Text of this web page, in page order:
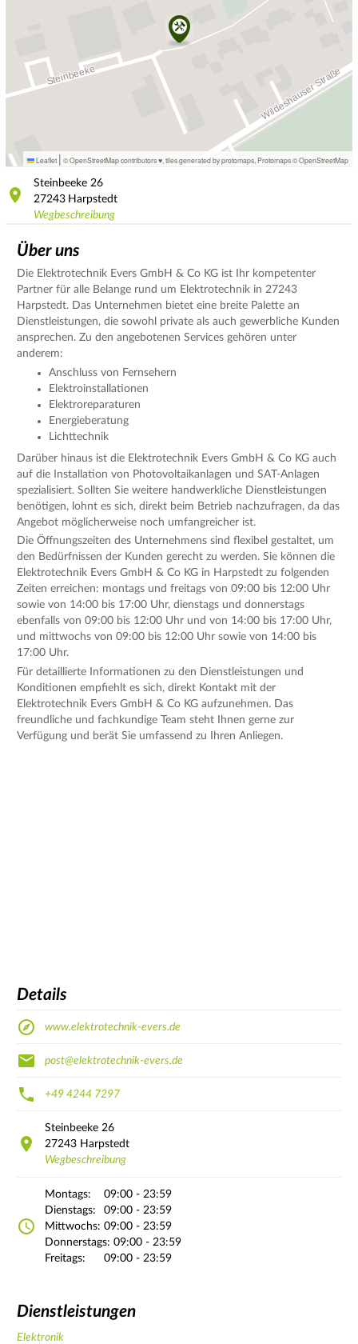
Leaflet | © OpenStreetMap contributors ♥, tiles generated by protomaps Protomaps©OpenStreetMap
Steinbeeke 26
27243 Harpstedt
Wegbeschreibung
Über uns
Die Elektrotechnik Evers GmbH & Co KG ist Ihr kompetenter
Partner für alle Belange rund um Elektrotechnik in 27243
Harpstedt. Das Unternehmen bietet eine breite Palette an
Dienstleistungen, die sowohl private als auch gewerbliche Kunden
ansprechen. Zu den angebotenen Services gehören unter
anderem:
Anschluss von Fernsehern
Elektroinstallationen
Elektroreparaturen
Energieberatung
Lichttechnik
Darüber hinaus ist die Elektrotechnik Evers GmbH & Co KG auch
auf die Installation von Photovoltaikanlagen und SAT-Anlagen
spezialisiert. Sollten Sie weitere handwerkliche Dienstleistungen
benötigen, lohnt es sich, direkt beim Betrieb nachzufragen, da das
Angebot möglicherweise noch umfangreicher ist.
Die Öffnungszeiten des Unternehmens sind flexibel gestaltet, um
den Bedürfnissen der Kunden gerecht zu werden. Sie können die
Elektrotechnik Evers GmbH & Co KG in Harpstedt zu folgenden
Zeiten erreichen: montags und freitags von 09:00 bis 12:00 Uhr
sowie von 14:00 bis 17:00 Uhr, dienstags und donnerstags
ebenfalls von 09:00 bis 12:00 Uhr und von 14:00 bis 17:00 Uhr,
und mittwochs von 09:00 bis 12:00 Uhr sowie von 14:00 bis
17:00 Uhr.
Für detaillierte Informationen zu den Dienstleistungen und
Konditionen empfiehlt es sich, direkt Kontakt mit der
Elektrotechnik Evers GmbH & Co KG aufzunehmen. Das
freundliche und fachkundige Team steht Ihnen gerne zur
Verfügung und berät Sie umfassend zu Ihren Anliegen.
Details
www.elektrotechnik-evers.de
post@elektrotechnik-evers.de
+49 4244 7297
Steinbeeke 26
27243 Harpstedt
Wegbeschreibung
Montags:
09:00 - 23:59
Dienstags:
09:00 - 23:59
Mittwochs: 09:00 - 23:59
Donnerstags: 09:00 - 23:59
Freitags:
09:00 - 23:59
Dienstleistungen
Elektronik